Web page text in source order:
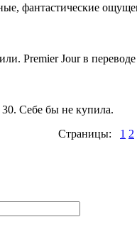
фантастические
Premier Jour в
Себе бы не купила.
Страницы: 1 2